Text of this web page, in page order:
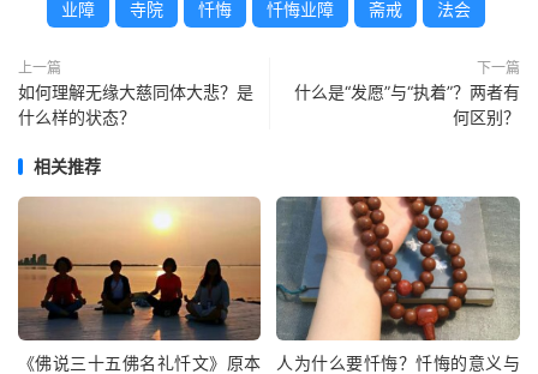
业障 寺院 忏悔 忏悔业障 斋戒 法会
上一篇
如何理解无缘大慈同体大悲？是
什么样的状态？
下一篇
什么是“发愿”与“执着”？两者有
何区别？
相关推荐
《佛说三十五佛名礼忏文》原本
人为什么要忏悔？忏悔的意义与